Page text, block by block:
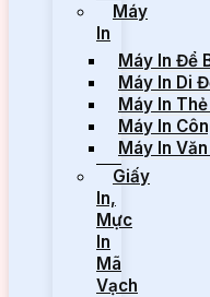
Máy
In
Máy In Để
Máy In Di
Máy In Thẻ
Máy In
Máy In
Giấy
In,
Mực
In
Mã
Vạch